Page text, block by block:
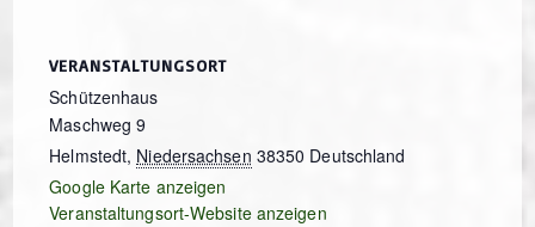
VERANSTALTUNGSORT
Schützenhaus
Maschweg 9
Helmstedt, Niedersachsen 38350 Deutschland
Google Karte anzeigen
Veranstaltungsort-Website anzeigen